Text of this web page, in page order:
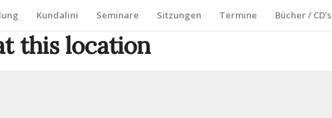
Kundalini Seminare Sitzungen Termine Bücher / CD’s
this location